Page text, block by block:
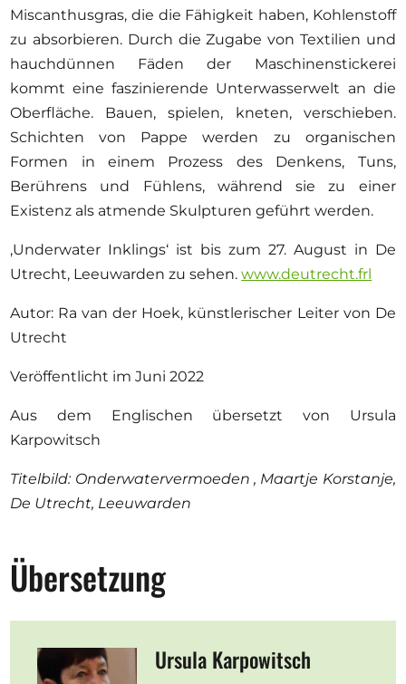
Miscanthusgras, die die Fähigkeit haben, Kohlenstoff
zu absorbieren. Durch die Zugabe von Textilien und
hauchdünnen Fäden der Maschinenstickerei
kommt eine faszinierende Unterwasserwelt an die
Oberfläche. Bauen, spielen, kneten, verschieben.
Schichten von Pappe werden zu organischen
Formen in einem Prozess des Denkens, Tuns,
Berührens und Fühlens, während sie zu einer
Existenz als atmende Skulpturen geführt werden.
‚Underwater Inklings‘ ist bis zum 27. August in De
Utrecht, Leeuwarden zu sehen.www.deutrecht.frl
Autor: Ra van der Hoek, künstlerischer Leiter von De
Utrecht
Veröffentlicht im Juni 2022
Aus dem Englischen übersetzt von Ursula
Karpowitsch
Titelbild: Onderwatervermoeden , Maartje Korstanje,
De Utrecht, Leeuwarden
Übersetzung
Ursula Karpowitsch